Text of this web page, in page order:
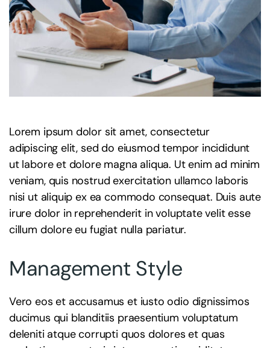
Lorem ipsum dolor sit amet, consectetur
adipiscing elit, sed do eiusmod tempor incididunt
ut labore et dolore magna aliqua. Ut enim ad minim
veniam, quis nostrud exercitation ullamco laboris
nisi ut aliquip ex ea commodo consequat. Duis aute
irure dolor in reprehenderit in voluptate velit esse
cillum dolore eu fugiat nulla pariatur.
Management Style
Vero eos et accusamus et iusto odio dignissimos
ducimus qui blanditiis praesentium voluptatum
deleniti atque corrupti quos dolores et quas